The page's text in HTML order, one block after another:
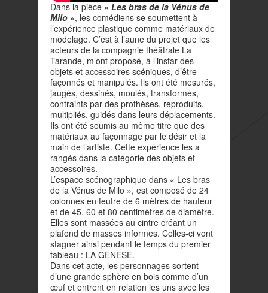
Dans la pièce « Les bras de la Vénus de
Milo », les comédiens se soumettent à
l’expérience plastique comme matériaux de
modelage. C’est à l’aune du projet que les
acteurs de la compagnie théâtrale La
Tarande, m’ont proposé, à l’instar des
objets et accessoires scéniques, d’être
façonnés et manipulés. Ils ont été mesurés,
jaugés, dessinés, moulés, transformés,
contraints par des prothèses, reproduits,
multipliés, guidés dans leurs déplacements.
Ils ont été soumis au même titre que des
matériaux au façonnage par le désir et la
main de l’artiste. Cette expérience les a
rangés dans la catégorie des objets et
accessoires.
L’espace scénographique dans « Les bras
de la Vénus de Milo », est composé de 24
colonnes en feutre de 6 mètres de hauteur
et de 45, 60 et 80 centimètres de diamètre.
Elles sont massées au cintre créant un
plafond de masses informes. Celles-ci vont
stagner ainsi pendant le temps du premier
tableau : LA GENESE.
Dans cet acte, les personnages sortent
d’une grande sphère en bois comme d’un
œuf et entrent en relation les uns avec les